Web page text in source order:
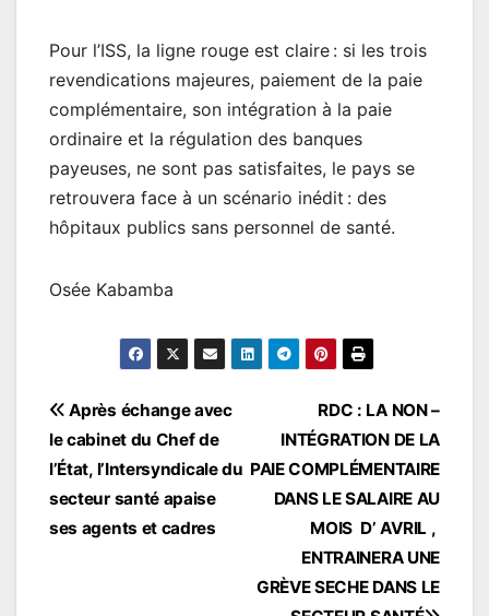
Pour l’ISS, la ligne rouge est claire : si les trois
revendications majeures, paiement de la paie
complémentaire, son intégration à la paie
ordinaire et la régulation des banques
payeuses, ne sont pas satisfaites, le pays se
retrouvera face à un scénario inédit : des
hôpitaux publics sans personnel de santé.
Osée Kabamba
Navigation
de
l’article
RDC : LA NON –
INTÉGRATION DE LA
PAIE COMPLÉMENTAIRE
DANS LE SALAIRE AU
MOIS D’ AVRIL ,
ENTRAINERA UNE
GRÈVE SECHE DANS LE
Après échange avec
le cabinet du Chef de
l’État, l’Intersyndicale du
secteur santé apaise
ses agents et cadres